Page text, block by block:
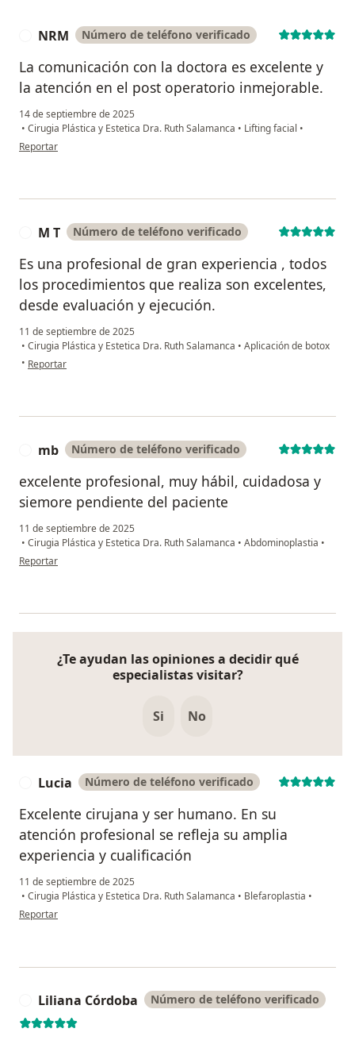
NRM Número de teléfono verificado
La comunicación con la doctora es excelente y
la atención en el post operatorio inmejorable.
14 de septiembre de 2025
• Cirugia Plástica y Estetica Dra. Ruth Salamanca • Lifting facial •
en opinión del usuario NRM
Reportar
M T Número de teléfono verificado
Es una profesional de gran experiencia , todos
los procedimientos que realiza son excelentes,
desde evaluación y ejecución.
11 de septiembre de 2025
• Cirugia Plástica y Estetica Dra. Ruth Salamanca • Aplicación de botox
• en opinión del usuario M T
Reportar
mb Número de teléfono verificado
excelente profesional, muy hábil, cuidadosa y
siemore pendiente del paciente
11 de septiembre de 2025
• Cirugia Plástica y Estetica Dra. Ruth Salamanca • Abdominoplastia •
en opinión del usuario mb
Reportar
¿Te ayudan las opiniones a decidir qué
especialistas visitar?
Si No
Lucia Número de teléfono verificado
Excelente cirujana y ser humano. En su
atención profesional se refleja su amplia
experiencia y cualificación
11 de septiembre de 2025
• Cirugia Plástica y Estetica Dra. Ruth Salamanca • Blefaroplastia •
en opinión del usuario Lucia
Reportar
Liliana Córdoba Número de teléfono verificado